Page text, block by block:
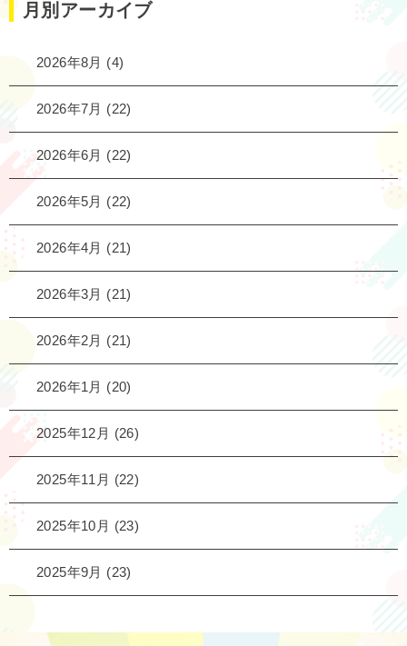
月別アーカイブ
2026年8月 (4)
2026年7月 (22)
2026年6月 (22)
2026年5月 (22)
2026年4月 (21)
2026年3月 (21)
2026年2月 (21)
2026年1月 (20)
2025年12月 (26)
2025年11月 (22)
2025年10月 (23)
2025年9月 (23)